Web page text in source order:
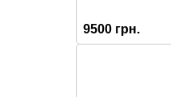
9500 грн.